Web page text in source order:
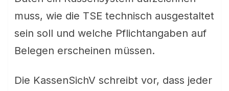
muss, wie die TSE technisch ausgestaltet
sein soll und welche Pflichtangaben auf
Belegen erscheinen müssen.
Die KassenSichV schreibt vor, dass jeder